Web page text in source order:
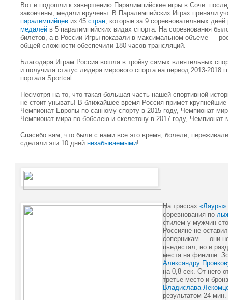
Вот и подошли к завершению Паралимпийские игры в Сочи:
закончены, медали вручены. В Паралимпийских Играх приняли
паралимпийцев из 45 стран , которые за 9 соревновательных
медалей в 5 паралимпийских видах спорта. На соревнования
билетов, а в России Игры показали в максимальном объеме —
общей сложности обеспечили 180 часов трансляций.
Благодаря Играм Россия вошла в тройку самых влиятельных
и получила статус лидера мирового спорта на период 2013-2018
портала Sportcal.
Несмотря на то, что такая большая часть нашей спортивной
не стоит унывать! В ближайшее время Россия примет
Чемпионат Европы по санному спорту в 2015 году, Чемпионат
Чемпионат мира по бобслею и скелетону в 2017 году, Чемпионат
Спасибо вам, что были с нами все это время, болели,
сделали эти 10 дней незабываемыми!
На трассах «Лауры»
соревнования по
стилем у мужчин
Россияне не
соперникам — они
пьедестал, но и
места на финише.
Александру
на 0,8 сек. От него
третье место и
Владислава
результатом 24